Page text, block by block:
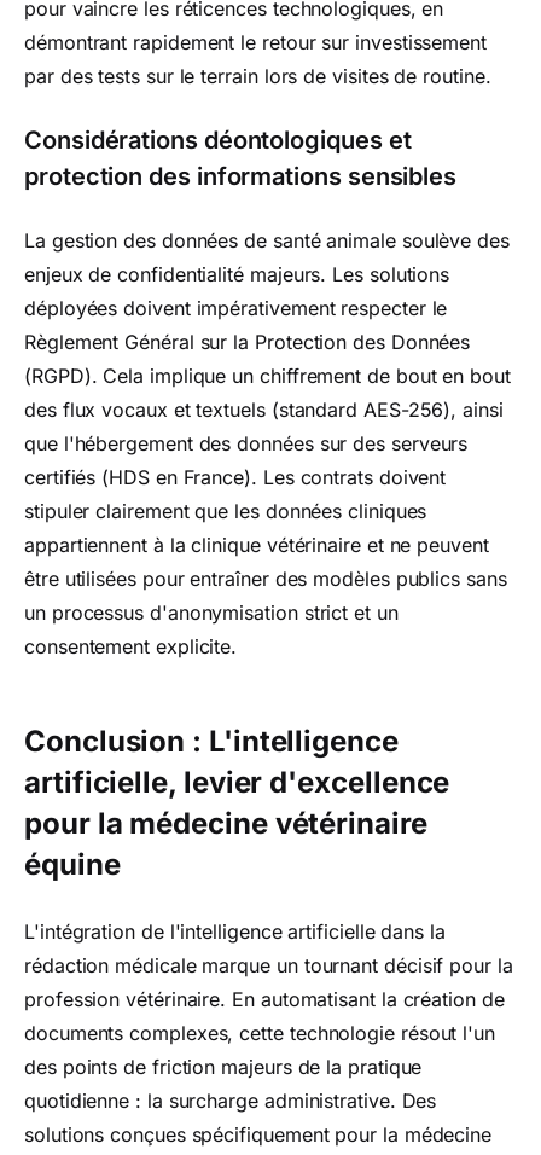
pour vaincre les réticences technologiques, en
démontrant rapidement le retour sur investissement
par des tests sur le terrain lors de visites de routine.
Considérations déontologiques et
protection des informations sensibles
La gestion des données de santé animale soulève des
enjeux de confidentialité majeurs. Les solutions
déployées doivent impérativement respecter le
Règlement Général sur la Protection des Données
(RGPD). Cela implique un chiffrement de bout en bout
des flux vocaux et textuels (standard AES-256), ainsi
que l'hébergement des données sur des serveurs
certifiés (HDS en France). Les contrats doivent
stipuler clairement que les données cliniques
appartiennent à la clinique vétérinaire et ne peuvent
être utilisées pour entraîner des modèles publics sans
un processus d'anonymisation strict et un
consentement explicite.
Conclusion : L'intelligence
artificielle, levier d'excellence
pour la médecine vétérinaire
équine
L'intégration de l'intelligence artificielle dans la
rédaction médicale marque un tournant décisif pour la
profession vétérinaire. En automatisant la création de
documents complexes, cette technologie résout l'un
des points de friction majeurs de la pratique
quotidienne : la surcharge administrative. Des
solutions conçues spécifiquement pour la médecine